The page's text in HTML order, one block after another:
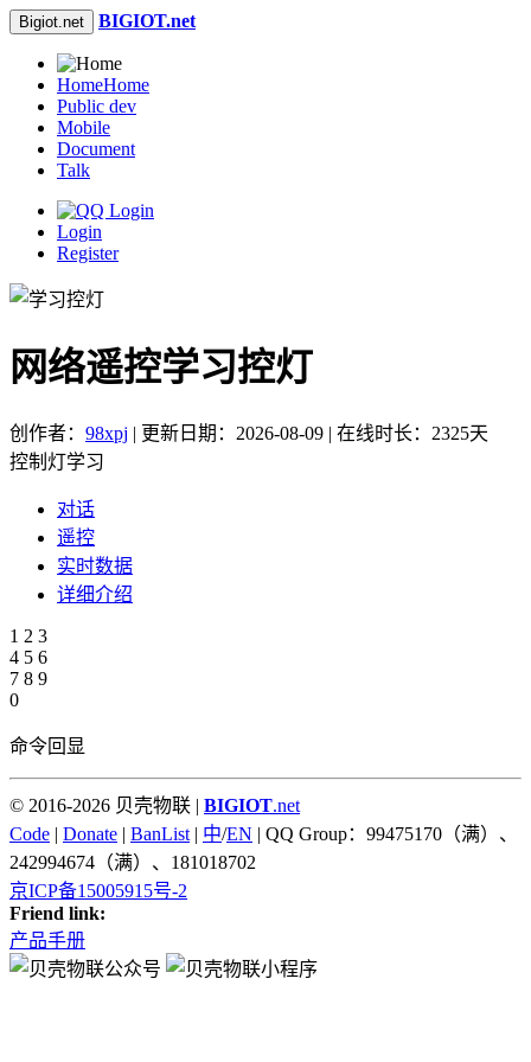
Bigiot.net BIGIOT.net
HomeHome
Public dev
Mobile
Document
Talk
Login
Register
网络遥控学习控灯
创作者： 98xpj | 更新日期：2026-08-09 | 在线时长：2325天
控制灯学习
对话
遥控
实时数据
详细介绍
1 2 3
4 5 6
7 8 9
0
命令回显
© 2016-2026 贝壳物联 | BIGIOT.net
Code | Donate | BanList | 中/EN | QQ Group：99475170（满）、
242994674（满）、181018702
京ICP备15005915号-2
Friend link:
产品手册